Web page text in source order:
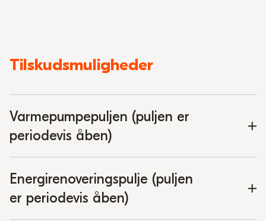
Tilskudsmuligheder
Varmepumpepuljen (puljen er
periodevis åben)
Energirenoveringspulje (puljen
er periodevis åben)